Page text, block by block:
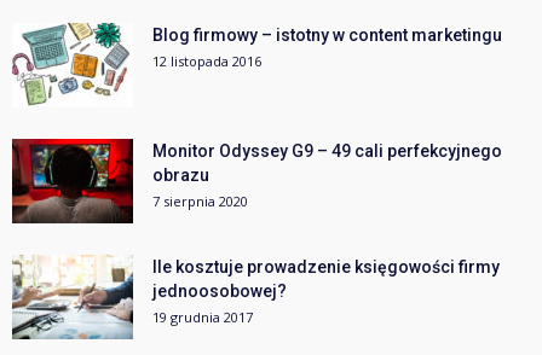
Blog firmowy – istotny w content marketingu
12 listopada 2016
Monitor Odyssey G9 – 49 cali perfekcyjnego
obrazu
7 sierpnia 2020
Ile kosztuje prowadzenie księgowości firmy
jednoosobowej?
19 grudnia 2017